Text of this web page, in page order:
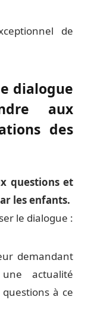
de
dialogue
aux
des
questions et
les enfants.
le dialogue :
demandant
actualité
à ce